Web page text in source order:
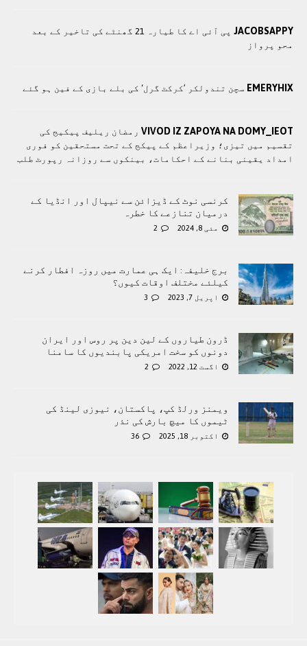
JACOBSAPPY
پی آئی اے کا طیارہ 21 گھنٹے کی تاخیر کے بعد
محو پرواز
EMERYHIX سچن تندولکر ’کرکٹ گرل‘ کی بلے بازی کے فین ہو گئے
VIVOD IZ ZAPOYA NA DOMY_IEOT رمضان ریلیف پیکیج کی
تقسیم میں تیزی؛ وزیراعظم کے پیکج کے تحت مستحقین کو فوری
امداد یقینی بنانے کے احکامات، بینکوں سے روزانہ رپورٹ طلب
کرنسی نوٹ کے ڈیزائن سے نیپال اور انڈیا کے
درمیان تنازعے کا خطرہ
مئی 8, 2024 2
برج خلیفہ: ایک ہی عمارت میں روزہ افطار کرنے
کیلئے مختلف اوقات کیوں؟
اپریل 7, 2023 3
ڈرون طیاروں کے لین دین پر روس اور ایران
دونوں کو سخت امریکی پابندیوں کا سامنا
اگست 12, 2022 2
ویمنز ورلڈ کپ، پاکستان، نیوزی لینڈ کی
ٹیموں کا میچ بارش کی نذر
اکتوبر 18, 2025 36